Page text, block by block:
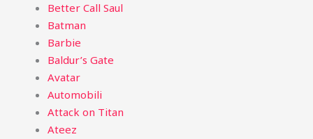
Better Call Saul
Batman
Barbie
Baldur’s Gate
Avatar
Automobili
Attack on Titan
Ateez